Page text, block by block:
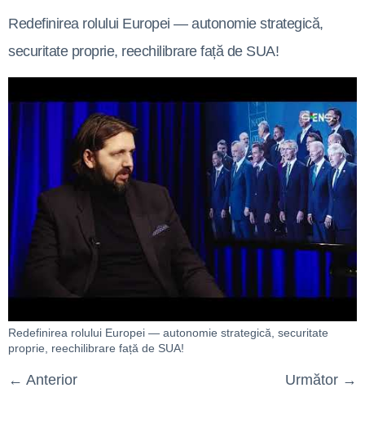
Redefinirea rolului Europei — autonomie strategică,
securitate proprie, reechilibrare față de SUA!
Redefinirea rolului Europei — autonomie strategică, securitate
proprie, reechilibrare față de SUA!
← Anterior Următor →